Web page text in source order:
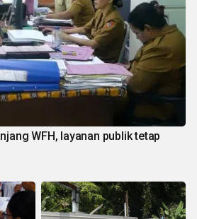
WFH, layanan publik tetap